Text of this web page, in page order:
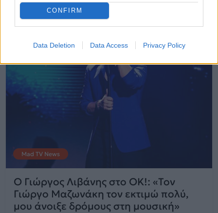
CONFIRM
Data Deletion Data Access Privacy Policy
Mad TV News
Ο Γιώργος Λιβάνης στο OK!: «Τον
Γιώργο Μαζωνάκη τον εκτιμώ πολύ,
μου άνοιξε δρόμους στη μουσική»